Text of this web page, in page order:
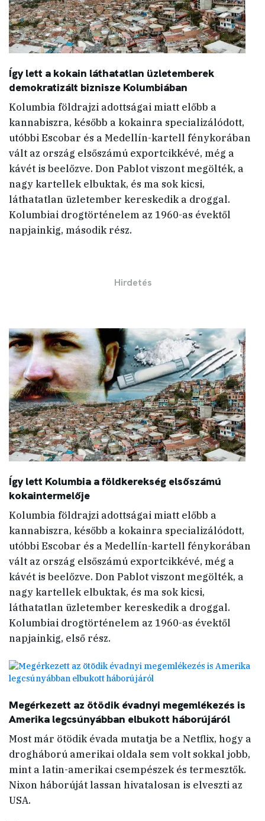
Így lett a kokain láthatatlan üzletemberek
demokratizált biznisze Kolumbiában
Kolumbia földrajzi adottságai miatt előbb a
kannabiszra, később a kokainra specializálódott,
utóbbi Escobar és a Medellín-kartell fénykorában
vált az ország elsőszámú exportcikkévé, még a
kávét is beelőzve. Don Pablot viszont megölték, a
nagy kartellek elbuktak, és ma sok kicsi,
láthatatlan üzletember kereskedik a droggal.
Kolumbiai drogtörténelem az 1960-as évektől
napjainkig, második rész.
Így lett Kolumbia a földkerekség elsőszámú
kokaintermelője
Kolumbia földrajzi adottságai miatt előbb a
kannabiszra, később a kokainra specializálódott,
utóbbi Escobar és a Medellín-kartell fénykorában
vált az ország elsőszámú exportcikkévé, még a
kávét is beelőzve. Don Pablot viszont megölték, a
nagy kartellek elbuktak, és ma sok kicsi,
láthatatlan üzletember kereskedik a droggal.
Kolumbiai drogtörténelem az 1960-as évektől
napjainkig, első rész.
Megérkezett az ötödik évadnyi megemlékezés is
Amerika legcsúnyábban elbukott háborújáról
Most már ötödik évada mutatja be a Netflix, hogy a
drogháború amerikai oldala sem volt sokkal jobb,
mint a latin-amerikai csempészek és termesztők.
Nixon háborúját lassan hivatalosan is elveszti az
USA.